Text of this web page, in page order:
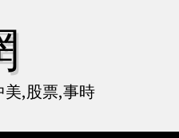
美,股票,事時